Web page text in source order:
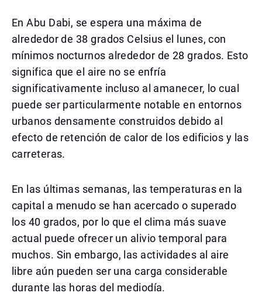
En Abu Dabi, se espera una máxima de
alrededor de 38 grados Celsius el lunes, con
mínimos nocturnos alrededor de 28 grados. Esto
significa que el aire no se enfría
significativamente incluso al amanecer, lo cual
puede ser particularmente notable en entornos
urbanos densamente construidos debido al
efecto de retención de calor de los edificios y las
carreteras.
En las últimas semanas, las temperaturas en la
capital a menudo se han acercado o superado
los 40 grados, por lo que el clima más suave
actual puede ofrecer un alivio temporal para
muchos. Sin embargo, las actividades al aire
libre aún pueden ser una carga considerable
durante las horas del mediodía.